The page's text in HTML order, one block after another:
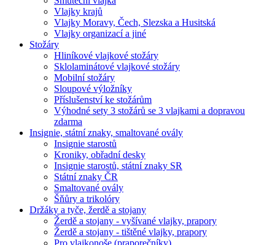
Vlajky krajů
Vlajky Moravy, Čech, Slezska a Husitská
Vlajky organizací a jiné
Stožáry
Hliníkové vlajkové stožáry
Sklolaminátové vlajkové stožáry
Mobilní stožáry
Sloupové výložníky
Příslušenství ke stožárům
Výhodné sety 3 stožárů se 3 vlajkami a dopravou
zdarma
Insignie, státní znaky, smaltované ovály
Insignie starostů
Kroniky, obřadní desky
Insignie starostů, státní znaky SR
Státní znaky ČR
Smaltované ovály
Šňůry a trikolóry
Držáky a tyče, žerdě a stojany
Žerdě a stojany - vyšívané vlajky, prapory
Žerdě a stojany - tištěné vlajky, prapory
Pro vlajkonoše (praporečníky)